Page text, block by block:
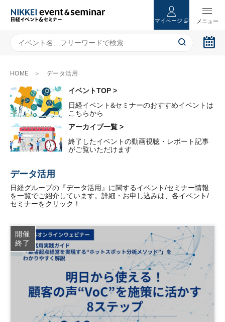
マイページ
HOME データ活用
イベントTOP >
日経イベント&セミナーのおすすめイベントは
こちらから
アーカイブ一覧 >
終了したイベントの動画視聴・レポート記事
がご覧いただけます
データ活用
日経グループの『データ活用』に関するイベント/セミナー情報
を一覧でご紹介しています。詳細・お申し込みは、各イベント/
セミナーをクリック！
開催
終了